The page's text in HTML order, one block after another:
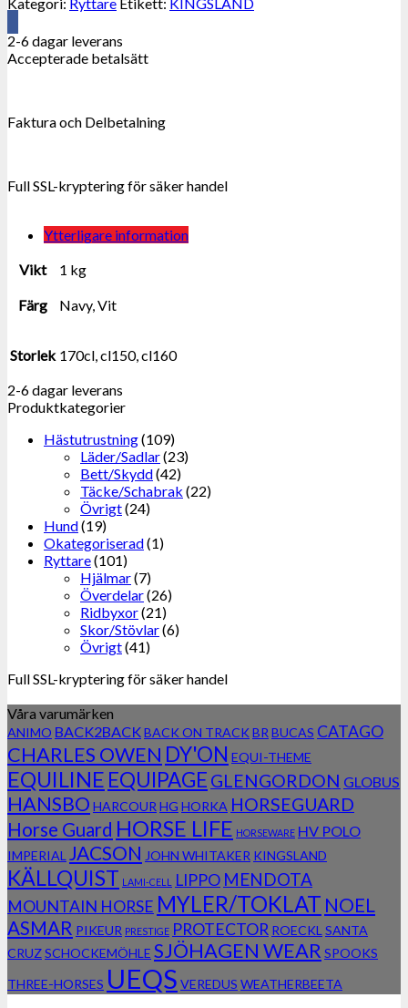
mängd
Kategori: Ryttare Etikett: KINGSLAND
2-6 dagar leverans
Accepterade betalsätt
Faktura och Delbetalning
Full SSL-kryptering för säker handel
Ytterligare information
Vikt
1 kg
Färg Navy, Vit
Storlek 170cl, cl150, cl160
2-6 dagar leverans
Produktkategorier
Hästutrustning(109)
Läder/Sadlar(23)
Bett/Skydd(42)
Täcke/Schabrak (22)
Övrigt(24)
Hund(19)
Okategoriserad(1)
Ryttare(101)
Hjälmar(7)
Överdelar(26)
Ridbyxor(21)
Skor/Stövlar(6)
Övrigt(41)
Full SSL-kryptering för säker handel
Våra varumärken
ANIMO BACK2BACKBACK ON TRACK BR BUCAS CATAGO
CHARLES OWEN DY'ON EQUI-THEME
EQUILINE EQUIPAGE GLENGORDON GLOBUS
HANSBO HARCOUR HG HORKA HORSEGUARD
Horse Guard HORSE LIFE HORSEWARE HV POLO
IMPERIAL JACSON JOHN WHITAKER KINGSLAND
KÄLLQUIST LAMI-CELL LIPPO MENDOTA
MOUNTAIN HORSE MYLER/TOKLAT NOEL
ASMAR PIKEUR PRESTIGE PROTECTOR ROECKL SANTA
CRUZSCHOCKEMÖHLE SJÖHAGEN WEAR SPOOKS
THREE-HORSES UEQS VEREDUS WEATHERBEETA